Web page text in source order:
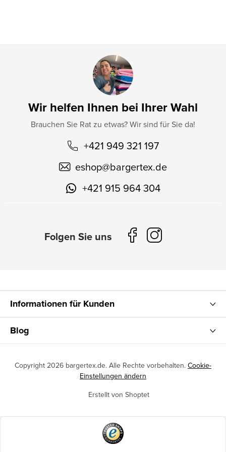
Wir helfen Ihnen bei Ihrer Wahl
Brauchen Sie Rat zu etwas? Wir sind für Sie da!
+421 949 321 197
eshop@bargertex.de
+421 915 964 304
Informationen für Kunden
Blog
Erstellt von Shoptet
Copyright 2026 bargertex.de. Alle Rechte vorbehalten. Cookie-
Einstellungen ändern